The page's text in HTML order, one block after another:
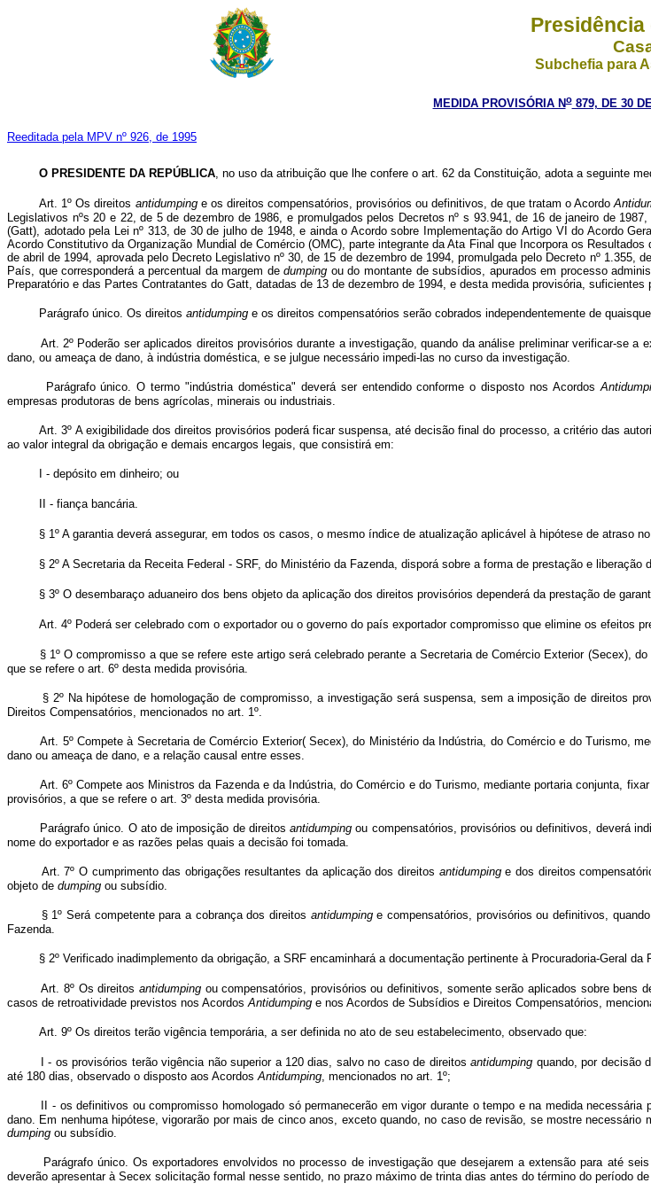
Presidência
Subchefia para
MEDIDA PROVISÓRIA No879, DE 30
Reeditada pela MPV nº 926, de 1995
O PRESIDENTE DA REPÚBLICA, no uso da atribuição que lhe confere o art. 62 da Constituição, adota a seguinte
Art. 1º Os direitos antidumpinge os direitos compensatórios, provisórios ou definitivos, de que tratam o Acordo
Legislativos nºs 20 e 22, de 5 de dezembro de 1986, e promulgados pelos Decretos nº s 93.941, de 16 de janeiro de
(Gatt), adotado pela Lei nº 313, de 30 de julho de 1948, e ainda o Acordo sobre Implementação do Artigo VI do Acordo
Acordo Constitutivo da Organização Mundial de Comércio (OMC), parte integrante da Ata Final que Incorpora os
de abril de 1994, aprovada pelo Decreto Legislativo nº 30, de 15 de dezembro de 1994, promulgada pelo Decreto nº
País, que corresponderá a percentual da margem dedumping ou do montante de subsídios, apurados em processo
Preparatório e das Partes Contratantes do Gatt, datadas de 13 de dezembro de 1994, e desta medida provisória,
Parágrafo único. Os direitos antidumping e os direitos compensatórios serão cobrados independentemente de
Art. 2º Poderão ser aplicados direitos provisórios durante a investigação, quando da análise preliminar verificar-se
dano, ou ameaça de dano, à indústria doméstica, e se julgue necessário impedi-las no curso da investigação.
Parágrafo único. O termo "indústria doméstica" deverá ser entendido conforme o disposto nos Acordos
empresas produtoras de bens agrícolas, minerais ou industriais.
Art. 3º A exigibilidade dos direitos provisórios poderá ficar suspensa, até decisão final do processo, a critério das
ao valor integral da obrigação e demais encargos legais, que consistirá em:
I - depósito em dinheiro; ou
II - fiança bancária.
§ 1º A garantia deverá assegurar, em todos os casos, o mesmo índice de atualização aplicável à hipótese de atraso
§ 2º A Secretaria da Receita Federal - SRF, do Ministério da Fazenda, disporá sobre a forma de prestação e liberação
§ 3º O desembaraço aduaneiro dos bens objeto da aplicação dos direitos provisórios dependerá da prestação de
Art. 4º Poderá ser celebrado com o exportador ou o governo do país exportador compromisso que elimine os efeitos
§ 1º O compromisso a que se refere este artigo será celebrado perante a Secretaria de Comércio Exterior (Secex),
que se refere o art. 6º desta medida provisória.
§ 2º Na hipótese de homologação de compromisso, a investigação será suspensa, sem a imposição de direitos
Direitos Compensatórios, mencionados no art. 1º.
Art. 5º Compete à Secretaria de Comércio Exterior( Secex), do Ministério da Indústria, do Comércio e do Turismo,
dano ou ameaça de dano, e a relação causal entre esses.
Art. 6º Compete aos Ministros da Fazenda e da Indústria, do Comércio e do Turismo, mediante portaria conjunta,
provisórios, a que se refere o art. 3º desta medida provisória.
Parágrafo único. O ato de imposição de direitosantidumping ou compensatórios, provisórios ou definitivos, deverá
nome do exportador e as razões pelas quais a decisão foi tomada.
Art. 7º O cumprimento das obrigações resultantes da aplicação dos direitos antidumpinge dos direitos
objeto de dumping ou subsídio.
§ 1º Será competente para a cobrança dos direitos antidumpinge compensatórios, provisórios ou definitivos,
Fazenda.
§ 2º Verificado inadimplemento da obrigação, a SRF encaminhará a documentação pertinente à Procuradoria-Geral
Art. 8º Os direitos antidumpingou compensatórios, provisórios ou definitivos, somente serão aplicados sobre bens
casos de retroatividade previstos nos AcordosAntidumping e nos Acordos de Subsídios e Direitos Compensatórios,
Art. 9º Os direitos terão vigência temporária, a ser definida no ato de seu estabelecimento, observado que:
I - os provisórios terão vigência não superior a 120 dias, salvo no caso de direitosantidumping quando, por decisão
até 180 dias, observado o disposto aos AcordosAntidumping, mencionados no art. 1º;
II - os definitivos ou compromisso homologado só permanecerão em vigor durante o tempo e na medida
dano. Em nenhuma hipótese, vigorarão por mais de cinco anos, exceto quando, no caso de revisão, se mostre
dumping ou subsídio.
Parágrafo único. Os exportadores envolvidos no processo de investigação que desejarem a extensão para até
deverão apresentar à Secex solicitação formal nesse sentido, no prazo máximo de trinta dias antes do término do período